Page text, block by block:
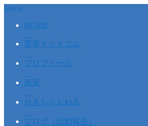
Menu
HOME
選挙ドットコム
プロフィール
政策
せきちゃんねる
ブログ（活動報告）